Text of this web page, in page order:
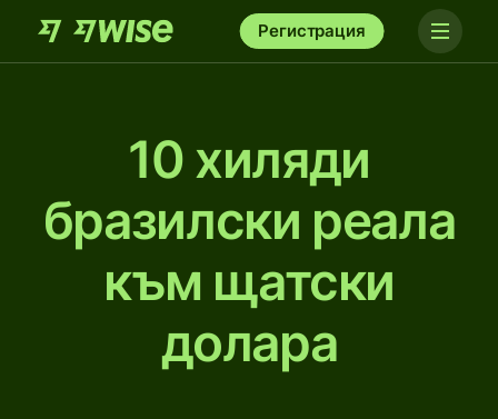
Регистрация
10 хиляди
бразилски реала
към щатски
долара